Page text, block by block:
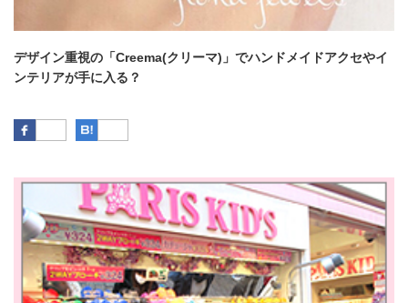
デザイン重視の「Creema(クリーマ)」でハンドメイドアクセやイ
ンテリアが手に入る？
Facebook